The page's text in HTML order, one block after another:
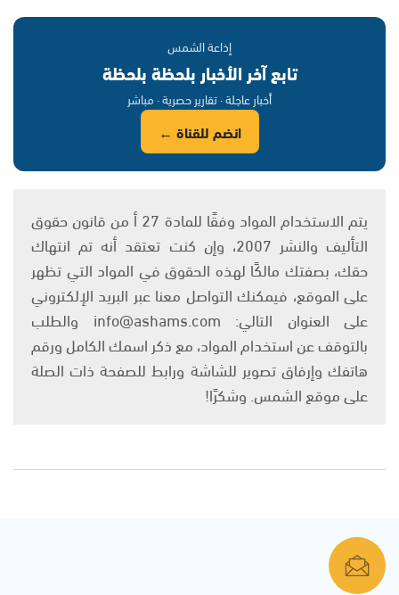
إذاعة الشمس
تابع آخر الأخبار بلحظة بلحظة
أخبار عاجلة · تقارير حصرية · مباشر
انضم للقناة ←
يتم الاستخدام المواد وفقًا للمادة 27 أ من قانون حقوق
التأليف والنشر 2007، وإن كنت تعتقد أنه تم انتهاك
حقك، بصفتك مالكًا لهذه الحقوق في المواد التي تظهر
على الموقع، فيمكنك التواصل معنا عبر البريد الإلكتروني
على العنوان التالي: info@ashams.com والطلب
بالتوقف عن استخدام المواد، مع ذكر اسمك الكامل ورقم
هاتفك وإرفاق تصوير للشاشة ورابط للصفحة ذات الصلة
على موقع الشمس. وشكرًا!